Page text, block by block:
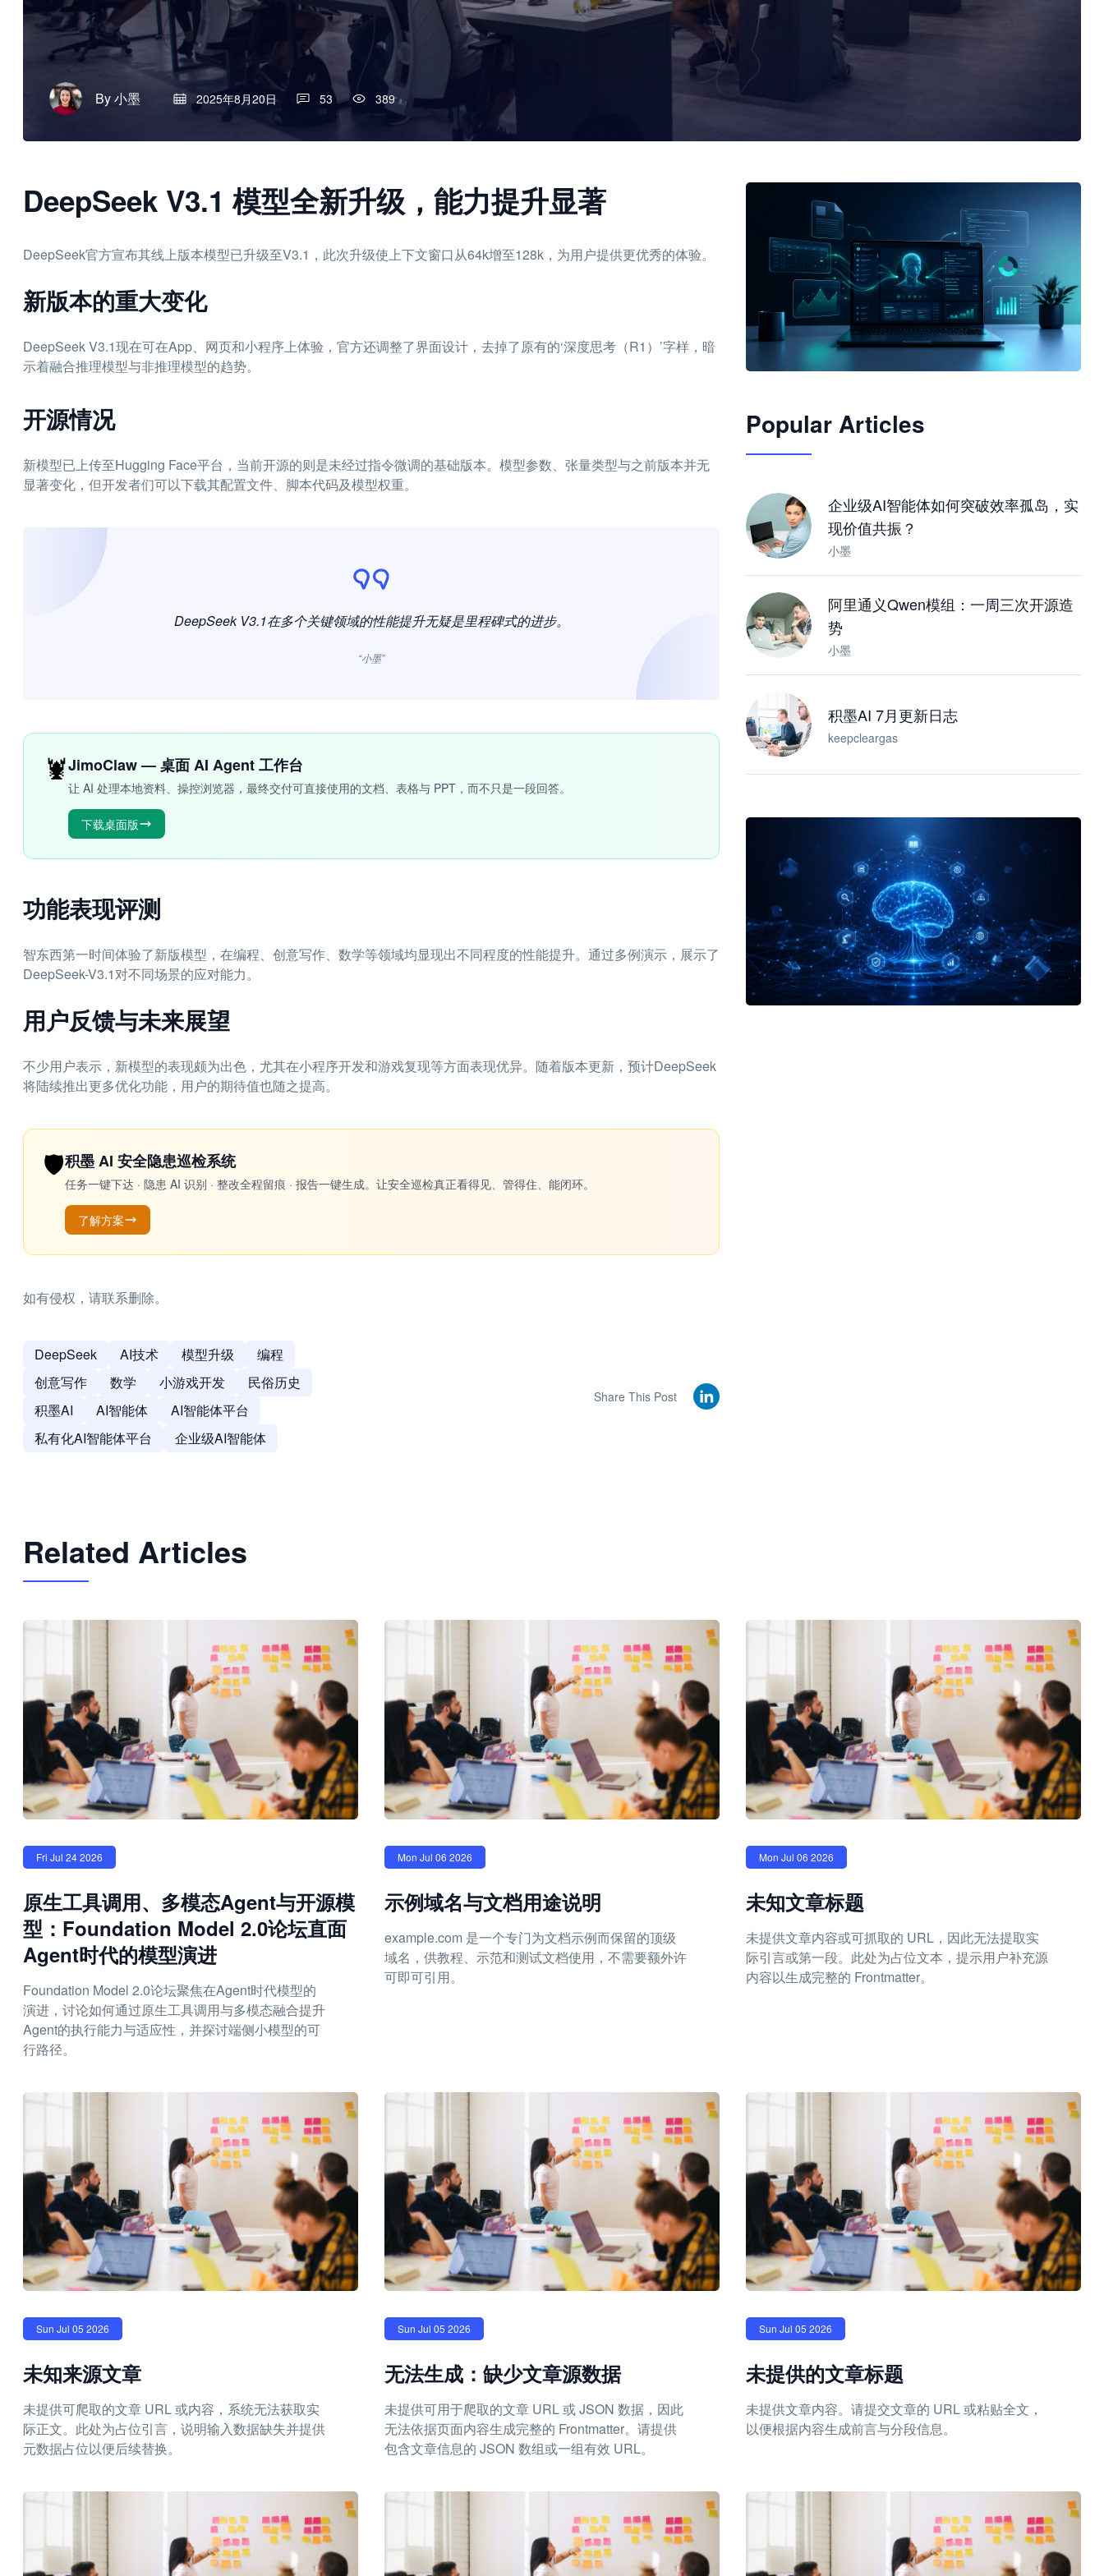
By小墨 2025年8月20日 53 389
DeepSeek V3.1 模型全新升级，能力提升显著
DeepSeek官方宣布其线上版本模型已升级至V3.1，此次升级使上下文窗口从64k增至128k，为用户提供更优秀的体验。
新版本的重大变化
DeepSeek V3.1现在可在App、网页和小程序上体验，官方还调整了界面设计，去掉了原有的‘深度思考（R1）’字样，暗
示着融合推理模型与非推理模型的趋势。
开源情况
新模型已上传至Hugging Face平台，当前开源的则是未经过指令微调的基础版本。模型参数、张量类型与之前版本并无
显著变化，但开发者们可以下载其配置文件、脚本代码及模型权重。
DeepSeek V3.1在多个关键领域的性能提升无疑是里程碑式的进步。
“小墨”
🦞JimoClaw — 桌面 AI Agent 工作台
让 AI 处理本地资料、操控浏览器，最终交付可直接使用的文档、表格与 PPT，而不只是一段回答。
下载桌面版
功能表现评测
智东西第一时间体验了新版模型，在编程、创意写作、数学等领域均显现出不同程度的性能提升。通过多例演示，展示了
DeepSeek-V3.1对不同场景的应对能力。
用户反馈与未来展望
不少用户表示，新模型的表现颇为出色，尤其在小程序开发和游戏复现等方面表现优异。随着版本更新，预计DeepSeek
将陆续推出更多优化功能，用户的期待值也随之提高。
🛡️积墨 AI 安全隐患巡检系统
任务一键下达 · 隐患 AI 识别 · 整改全程留痕 · 报告一键生成。让安全巡检真正看得见、管得住、能闭环。
了解方案
如有侵权，请联系删除。
DeepSeek AI技术 模型升级
编程
创意写作
数学 小游戏开发
民俗历史
积墨AI
AI智能体
AI智能体平台
私有化AI智能体平台
企业级AI智能体
Share This Post
JimoClaw 桌面 AI Agent 工作台
Popular Articles
企业级AI智能体如何突破效率孤岛，实
现价值共振？
小墨
阿里通义Qwen模组：一周三次开源造
势
小墨
积墨AI 7月更新日志
keepcleargas
Related Articles
Fri Jul 24 2026
原生工具调用、多模态Agent与开源模
型：Foundation Model 2.0论坛直面
Agent时代的模型演进
Foundation Model 2.0论坛聚焦在Agent时代模型的
演进，讨论如何通过原生工具调用与多模态融合提升
Agent的执行能力与适应性，并探讨端侧小模型的可
行路径。
Mon Jul 06 2026
示例域名与文档用途说明
example.com 是一个专门为文档示例而保留的顶级
域名，供教程、示范和测试文档使用，不需要额外许
可即可引用。
Mon Jul 06 2026
未知文章标题
未提供文章内容或可抓取的 URL，因此无法提取实
际引言或第一段。此处为占位文本，提示用户补充源
内容以生成完整的 Frontmatter。
Sun Jul 05 2026
未知来源文章
未提供可爬取的文章 URL 或内容，系统无法获取实
际正文。此处为占位引言，说明输入数据缺失并提供
元数据占位以便后续替换。
Sun Jul 05 2026
无法生成：缺少文章源数据
未提供可用于爬取的文章 URL 或 JSON 数据，因此
无法依据页面内容生成完整的 Frontmatter。请提供
包含文章信息的 JSON 数组或一组有效 URL。
Sun Jul 05 2026
未提供的文章标题
未提供文章内容。请提交文章的 URL 或粘贴全文，
以便根据内容生成前言与分段信息。